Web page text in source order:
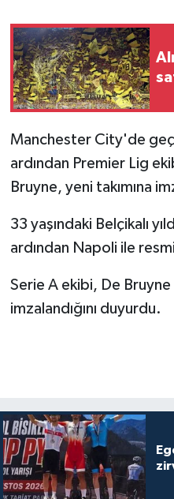
Manchester City'de
ardından Premier Lig
Bruyne, yeni takımına
33 yaşındaki Belçikalı
ardından Napoli ile
Serie A ekibi, De Bruyne
imzalandığını duyurdu.